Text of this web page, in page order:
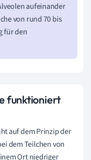
aufeinander
von rund 70 bis
für den
funktioniert
auf dem Prinzip der
dem Teilchen von
Ort niedriger